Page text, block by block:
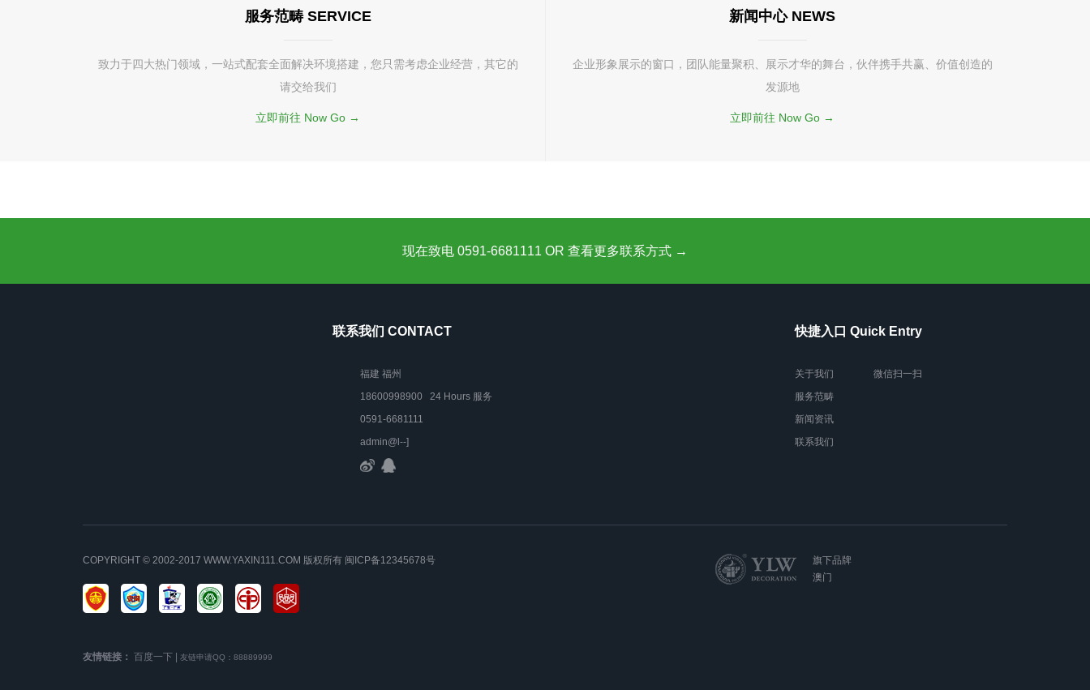
服务范畴 SERVICE
致力于四大热门领域，一站式配套全面解决环境搭建，您只需考虑企业经营，其它的
请交给我们
立即前往 Now Go →
新闻中心 NEWS
企业形象展示的窗口，团队能量聚积、展示才华的舞台，伙伴携手共赢、价值创造的
发源地
立即前往 Now Go →
现在致电 0591-6681111 OR 查看更多联系方式 →
联系我们 CONTACT
福建 福州
18600998900 24 Hours 服务
0591-6681111
admin@l--]
快捷入口 Quick Entry
关于我们
服务范畴
新闻资讯
联系我们
微信扫一扫
COPYRIGHT © 2002-2017 WWW.YAXIN111.COM 版权所有 闽ICP备12345678号
旗下品牌
澳门
友情链接： 百度一下 友链申请QQ：88889999